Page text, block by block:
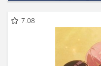
7.08